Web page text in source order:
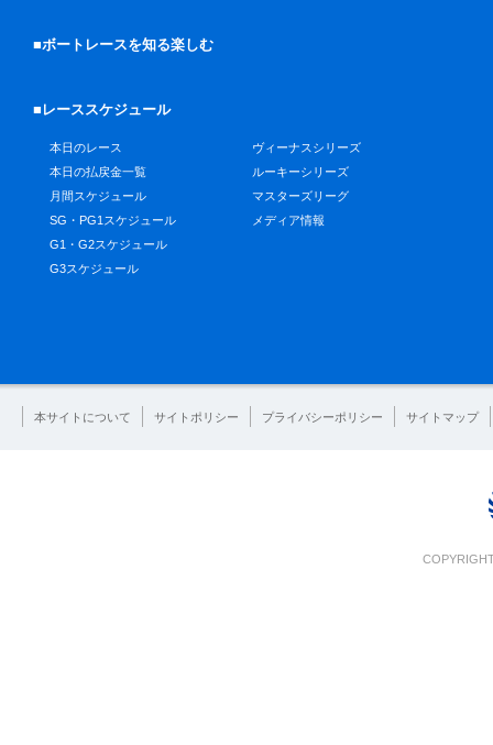
■ボートレースを知る楽しむ
■レーススケジュール
本日のレース
本日の払戻金一覧
月間スケジュール
SG・PG1スケジュール
G1・G2スケジュール
G3スケジュール
ヴィーナスシリーズ
ルーキーシリーズ
マスターズリーグ
メディア情報
本サイトについて サイトポリシー プライバシーポリシー サイトマップ